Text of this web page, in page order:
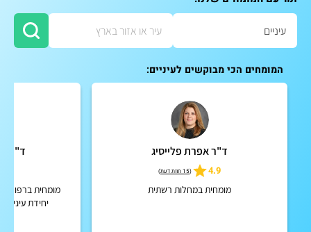
המומחים הכי מבוקשים לעיניים:
ד"ר אפרת פלייסיג
4.9
(15 חוות דעת )
מומחית במחלות רשתית
ד"ר
מומחית ברפואת
יחידת